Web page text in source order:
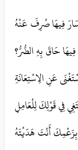
فِيهَا صُرِفَ عَنْهُ
حَاقَ بِهِ الضُّرُّ؟
عَنِ الِاسْتِعَانَةِ
فِي قَوْلِكَ لِلْعَامِلِ
أَنْتَ هَدَيْتَهُ